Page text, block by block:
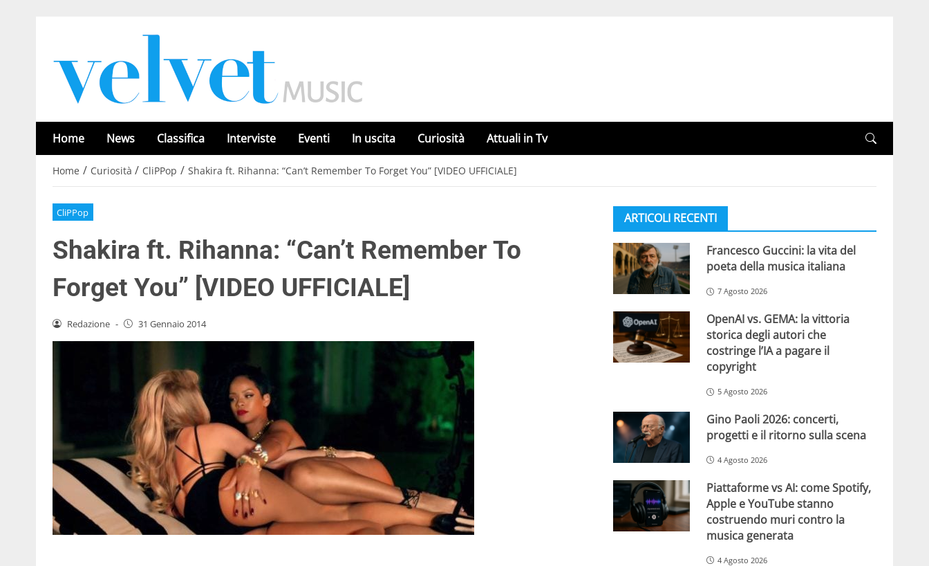
Home News Classifica Interviste Eventi In uscita Curiosità Attuali in Tv
Home / Curiosità / CliPPop / Shakira ft. Rihanna: “Can’t Remember To Forget You” [VIDEO UFFICIALE]
CliPPop
Shakira ft. Rihanna: “Can’t Remember To
Forget You” [VIDEO UFFICIALE]
Redazione - 31 Gennaio 2014
ARTICOLI RECENTI
Francesco Guccini: la vita del
poeta della musica italiana
7 Agosto 2026
OpenAI vs. GEMA: la vittoria
storica degli autori che
costringe l’IA a pagare il
copyright
5 Agosto 2026
Gino Paoli 2026: concerti,
progetti e il ritorno sulla scena
4 Agosto 2026
Piattaforme vs AI: come Spotify,
Apple e YouTube stanno
costruendo muri contro la
musica generata
4 Agosto 2026